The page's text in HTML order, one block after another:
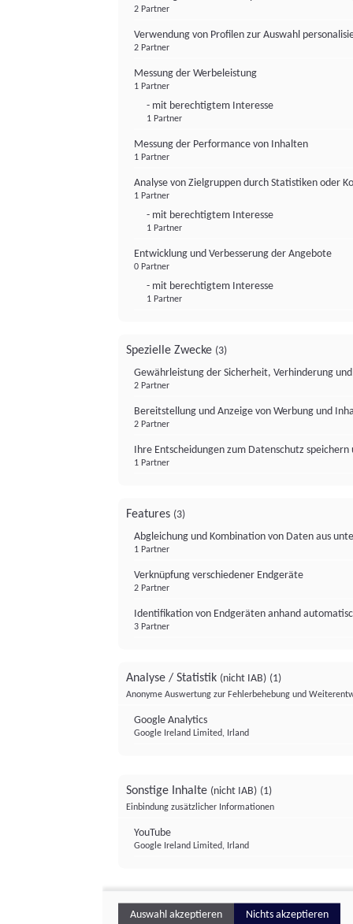
2 Partner
Verwendung von Profilen zur Auswahl
2 Partner
Messung der Werbeleistung
1 Partner
- mit berechtigtem Interesse
1 Partner
Messung der Performance von Inhalten
1 Partner
Analyse von Zielgruppen durch Statistiken oder
1 Partner
- mit berechtigtem Interesse
1 Partner
Entwicklung und Verbesserung der Angebote
0 Partner
- mit berechtigtem Interesse
1 Partner
Spezielle Zwecke (3)
Gewährleistung der Sicherheit, Verhinderung
2 Partner
Bereitstellung und Anzeige von Werbung und
2 Partner
Ihre Entscheidungen zum Datenschutz
1 Partner
Features (3)
Abgleichung und Kombination von Daten aus
1 Partner
Verknüpfung verschiedener Endgeräte
2 Partner
Identifikation von Endgeräten anhand
3 Partner
Analyse / Statistik (nicht IAB) (1)
Anonyme Auswertung zur Fehlerbehebung und
Google Analytics
Google Ireland Limited, Irland
Sonstige Inhalte (nicht IAB) (1)
Einbindung zusätzlicher Informationen
YouTube
Google Ireland Limited, Irland
Auswahl akzeptieren Nichts akzeptieren